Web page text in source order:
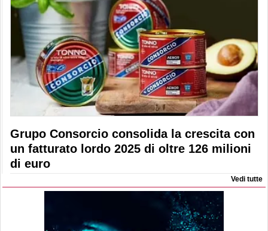
Grupo Consorcio consolida la crescita con
un fatturato lordo 2025 di oltre 126 milioni
di euro
Vedi tutte